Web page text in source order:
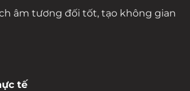
âm tương đối tốt, tạo không gian
tế